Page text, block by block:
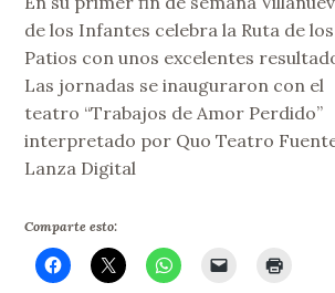
de los Infantes celebra la Ruta de los
Patios con unos excelentes
Las jornadas se inauguraron con el
teatro “Trabajos de Amor Perdido”
interpretado por Quo Teatro
Lanza Digital
Comparte esto: